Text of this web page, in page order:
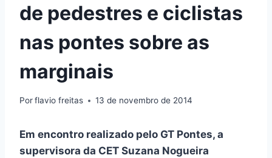
de pedestres e ciclistas
nas pontes sobre as
marginais
Porflavio freitas 13 de novembro de 2014
Em encontro realizado pelo GT Pontes, a
supervisora da CET Suzana Nogueira